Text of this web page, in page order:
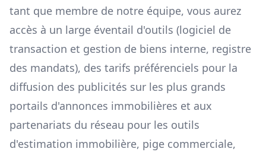
tant que membre de notre équipe, vous aurez
accès à un large éventail d'outils (logiciel de
transaction et gestion de biens interne, registre
des mandats), des tarifs préférenciels pour la
diffusion des publicités sur les plus grands
portails d'annonces immobilières et aux
partenariats du réseau pour les outils
d'estimation immobilière, pige commerciale,